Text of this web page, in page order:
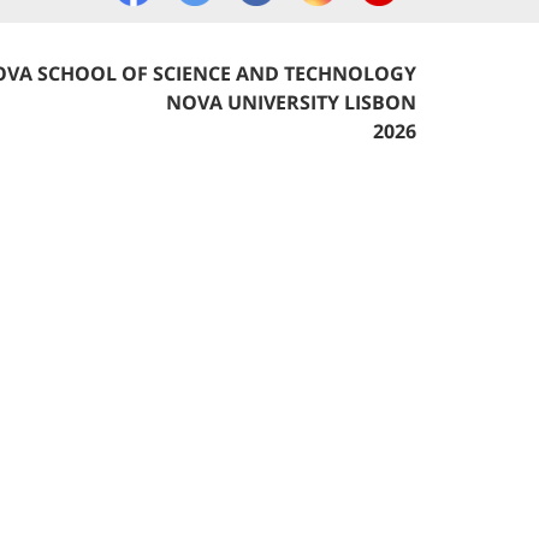
SCHOOL OF SCIENCE AND TECHNOLOGY
NOVA UNIVERSITY LISBON
2026